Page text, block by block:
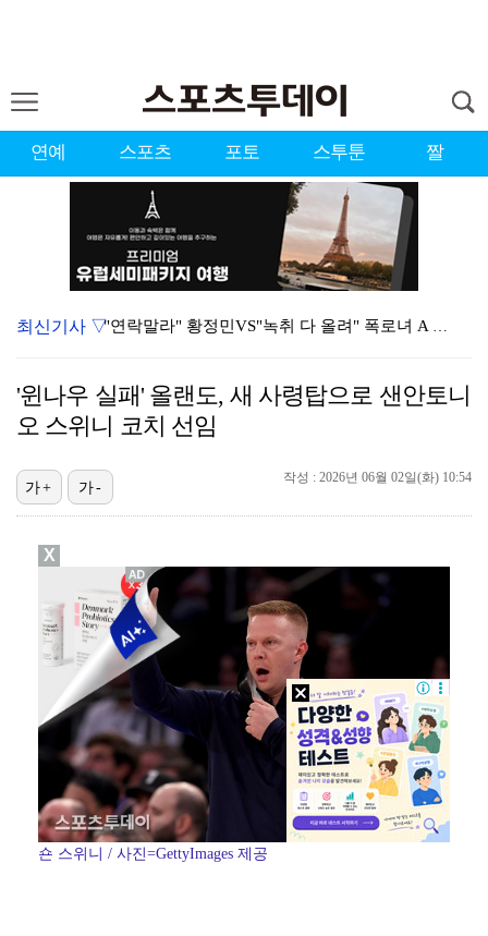
연예 스포츠 포토 스투툰 짤
"연락말라" 황정민VS"녹취 다 올려" 폭로녀 A 씨,…
황정민 폭로자 "아들 연극 몰래 관람? 소품 준비 돕고…
10주년인데 40명뿐?…블랙핑크 행사 공지에 팬심 폭발…
김혜성, 마이너리그 트리플A서 4경기 연속 무안타 침묵…
투수 복귀 미뤄지고 있는 오타니 "조금씩 좋아져…서두르…
최신기사 ▽
'윈나우 실패' 올랜도, 새 사령탑으로 샌안토니
오 스위니 코치 선임
작성 : 2026년 06월 02일(화) 10:54
가+ 가-
숀 스위니 / 사진=GettyImages 제공
X